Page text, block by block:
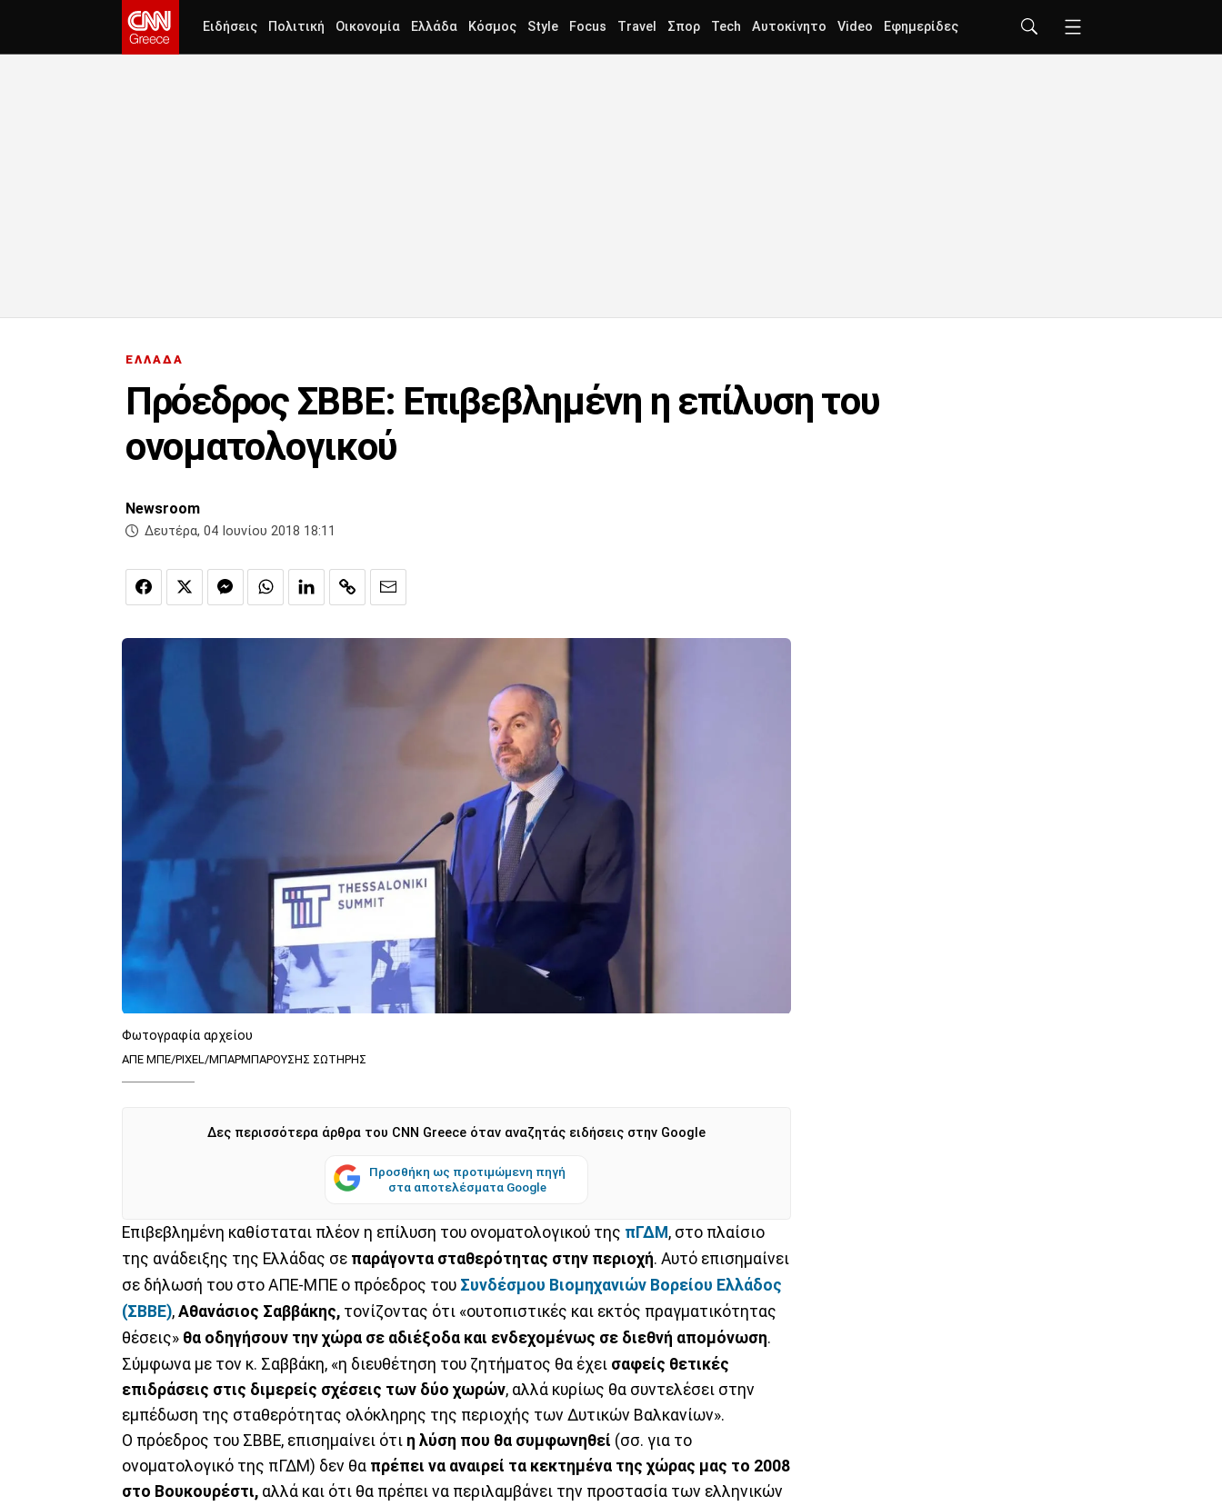
Ειδήσεις Πολιτική Οικονομία Ελλάδα Κόσμος Style Focus Travel Σπορ Tech Αυτοκίνητο Video Εφημερίδες
ΕΛΛΑΔΑ
Πρόεδρος ΣΒΒΕ: Επιβεβλημένη η επίλυση του
ονοματολογικού
Newsroom
Δευτέρα, 04 Ιουνίου 2018 18:11
Φωτογραφία αρχείου
ΑΠΕ ΜΠΕ/PIXEL/ΜΠΑΡΜΠΑΡΟΥΣΗΣ ΣΩΤΗΡΗΣ
Δες περισσότερα άρθρα του CNN Greece όταν αναζητάς ειδήσεις στην Google
Προσθήκη ως προτιμώμενη πηγή
στα αποτελέσματα Google
Επιβεβλημένη καθίσταται πλέον η επίλυση του ονοματολογικού της πΓΔΜ, στο πλαίσιο
της ανάδειξης της Ελλάδας σε παράγοντα σταθερότητας στην περιοχή. Αυτό επισημαίνει
σε δήλωσή του στο ΑΠΕ-ΜΠΕ ο πρόεδρος του Συνδέσμου Βιομηχανιών Βορείου Ελλάδος
(ΣΒΒΕ), Αθανάσιος Σαββάκης, τονίζοντας ότι «ουτοπιστικές και εκτός πραγματικότητας
θέσεις» θα οδηγήσουν την χώρα σε αδιέξοδα και ενδεχομένως σε διεθνή απομόνωση.
Σύμφωνα με τον κ. Σαββάκη, «η διευθέτηση του ζητήματος θα έχει σαφείς θετικές
επιδράσεις στις διμερείς σχέσεις των δύο χωρών, αλλά κυρίως θα συντελέσει στην
εμπέδωση της σταθερότητας ολόκληρης της περιοχής των Δυτικών Βαλκανίων».
Ο πρόεδρος του ΣΒΒΕ, επισημαίνει ότι η λύση που θα συμφωνηθεί (σσ. για το
ονοματολογικό της πΓΔΜ) δεν θα πρέπει να αναιρεί τα κεκτημένα της χώρας μας το 2008
στο Βουκουρέστι, αλλά και ότι θα πρέπει να περιλαμβάνει την προστασία των ελληνικών